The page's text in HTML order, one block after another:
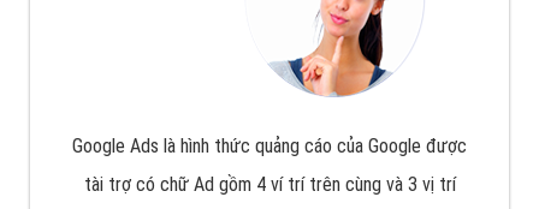
Google Ads là hình thức quảng cáo của Google được
tài trợ có chữ Ad gồm 4 ví trí trên cùng và 3 vị trí